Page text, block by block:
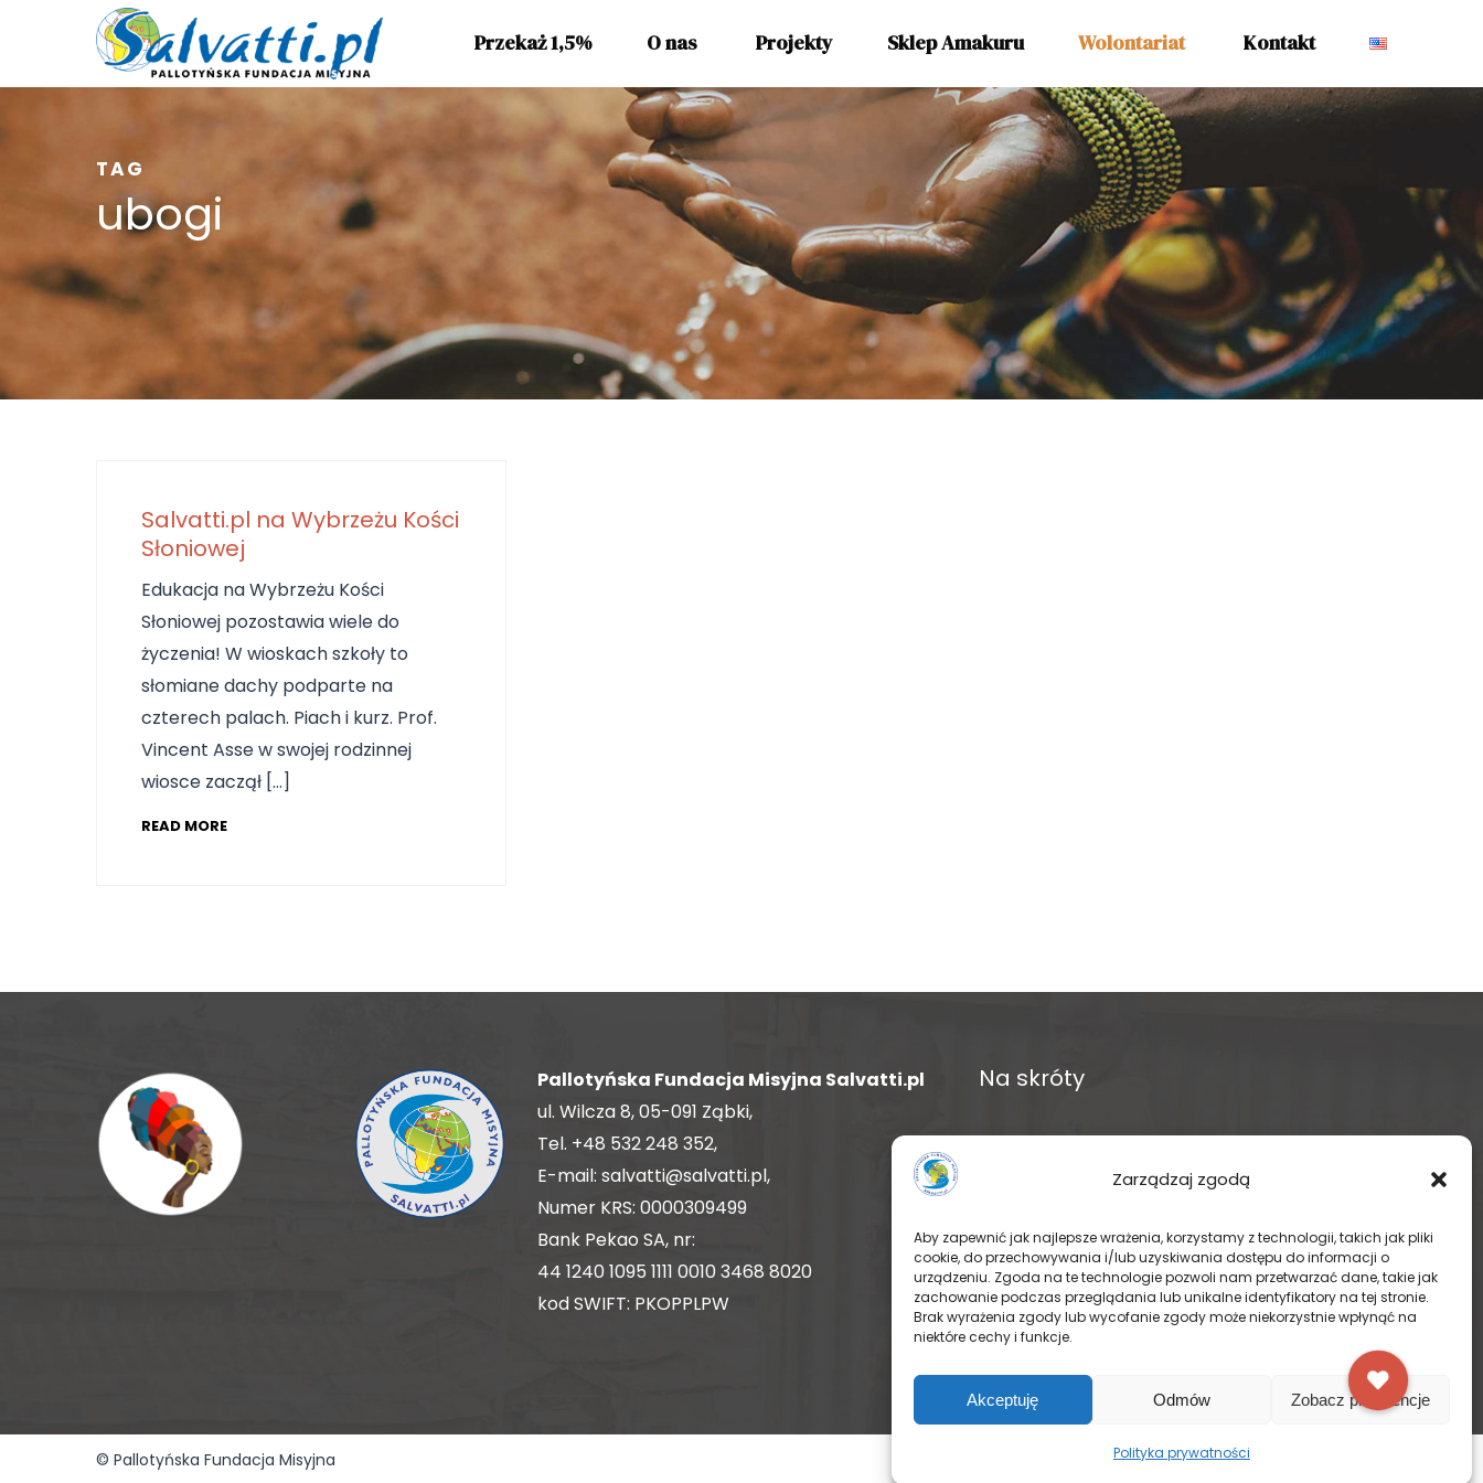
Zarządzaj zgodą
Aby zapewnić jak najlepsze wrażenia, korzystamy z technologii, takich jak pliki
cookie, do przechowywania i/lub uzyskiwania dostępu do informacji o
urządzeniu. Zgoda na te technologie pozwoli nam przetwarzać dane, takie jak
zachowanie podczas przeglądania lub unikalne identyfikatory na tej stronie.
Brak wyrażenia zgody lub wycofanie zgody może niekorzystnie wpłynąć na
niektóre cechy i funkcje.
Akceptuję Odmów Zobacz preferencje
Polityka prywatności
Przekaż 1,5% O nas Projekty Sklep Amakuru Wolontariat Kontakt
TAG
ubogi
Salvatti.pl na Wybrzeżu Kości
Słoniowej
Edukacja na Wybrzeżu Kości
Słoniowej pozostawia wiele do
życzenia! W wioskach szkoły to
słomiane dachy podparte na
czterech palach. Piach i kurz. Prof.
Vincent Asse w swojej rodzinnej
wiosce zaczął […]
READ MORE
Pallotyńska Fundacja Misyjna Salvatti.pl
ul. Wilcza 8, 05-091 Ząbki,
Tel. +48 532 248 352,
E-mail: salvatti@salvatti.pl,
Numer KRS: 0000309499
Bank Pekao SA, nr:
44 1240 1095 1111 0010 3468 8020
kod SWIFT: PKOPPLPW
Na skróty
O fundacji
Sklep Amakuru
IN ENGLISH
Wspomóż teraz – przekaż darowiznę
© Pallotyńska Fundacja Misyjna INSTAGRAM
YOUTUBE